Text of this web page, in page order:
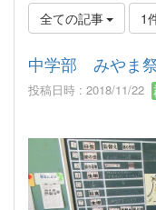
全ての記事 1
中学部 みやま
投稿日時 : 2018/11/22